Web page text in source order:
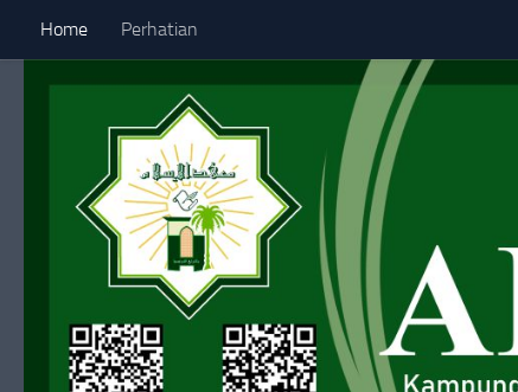
Skip to content
Home Perhatian